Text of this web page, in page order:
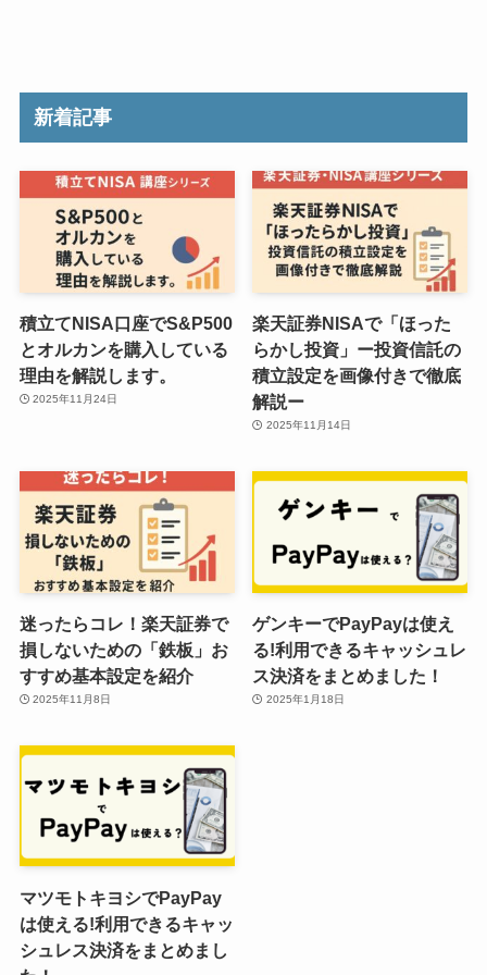
新着記事
積立てNISA口座でS&P500
とオルカンを購入している
理由を解説します。
2025年11月24日
楽天証券NISAで「ほった
らかし投資」ー投資信託の
積立設定を画像付きで徹底
解説ー
2025年11月14日
迷ったらコレ！楽天証券で
損しないための「鉄板」お
すすめ基本設定を紹介
2025年11月8日
ゲンキーでPayPayは使え
る!利用できるキャッシュレ
ス決済をまとめました！
2025年1月18日
マツモトキヨシでPayPay
は使える!利用できるキャッ
シュレス決済をまとめまし